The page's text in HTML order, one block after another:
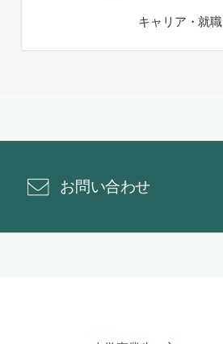
キャリア・就職
お問い合わせ